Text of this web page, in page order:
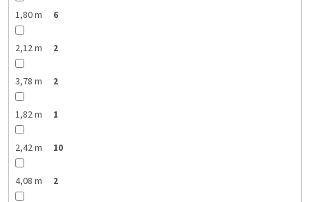
1,80 m 6
2,12 m 2
3,78 m 2
1,82 m 1
2,42 m 10
4,08 m 2